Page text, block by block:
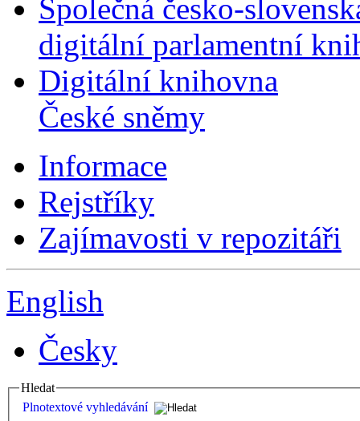
Společná česko-
digitální parlamentní
Digitální knihovna
České sněmy
Informace
Rejstříky
Zajímavosti v repozitáři
English
Česky
Hledat
Plnotextové vyhledávání